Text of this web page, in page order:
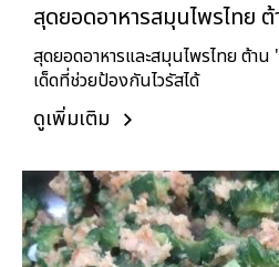
สุดยอดอาหารสมุนไพรไทย
สุดยอดอาหารและสมุนไพรไทย ต้า
เด็ดที่ช่วยป้องกันไวรัสได้
ดูเพิ่มเติม